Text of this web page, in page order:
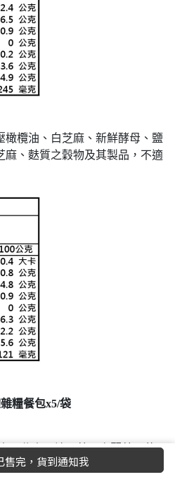
售完，貨到通知我
橄欖油、白芝麻、新鮮酵母、鹽
麻、麩質之穀物及其製品，不適
糧餐包x5/袋
、燕麥、地瓜葉、高麗菜、菠
基改)、亞麻仁籽、糙米、小麥